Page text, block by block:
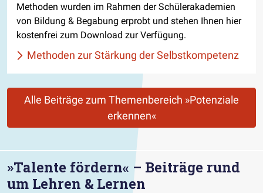
Methoden wurden im Rahmen der Schülerakademien
von Bildung & Begabung erprobt und stehen Ihnen hier
kostenfrei zum Download zur Verfügung.
Methoden zur Stärkung der Selbstkompetenz
Alle Beiträge zum Themenbereich »Potenziale
erkennen«
»Talente fördern« – Beiträge rund
um Lehren & Lernen